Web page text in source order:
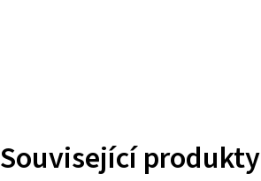
Související produkty